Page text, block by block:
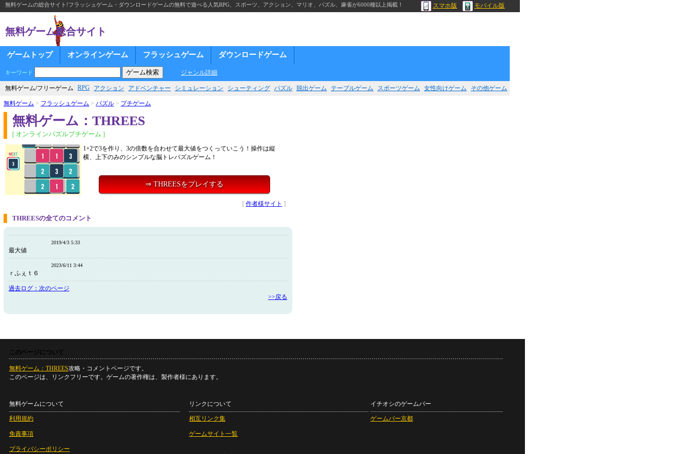
無料ゲームの総合サイト!フラッシュゲーム・ダウンロードゲームの無料で遊べる人気RPG、スポーツ、アクション、マリオ、パズル、麻雀が6000種以上掲載！ スマホ版 モバイル版
無料ゲーム総合サイト
ゲームトップ オンラインゲーム フラッシュゲーム ダウンロードゲーム
キーワード ジャンル詳細
無料ゲーム/フリーゲーム RPG アクション アドベンチャー シミュレーション シューティング パズル 脱出ゲーム テーブルゲーム スポーツゲーム 女性向けゲーム その他ゲーム
無料ゲーム > フラッシュゲーム > パズル > プチゲーム
無料ゲーム：THREES
[ オンラインパズルプチゲーム ]
1+2で3を作り、3の倍数を合わせて最大値をつくっていこう！操作は縦
横、上下のみのシンプルな脳トレパズルゲーム！
⇒ THREESをプレイする
[ 作者様サイト ]
THREESの全てのコメント
2019/4/3 5:33
最大値
2023/6/11 3:44
ｒふぇｔ６
過去ログ：次のページ
>>戻る
このページについて
無料ゲーム：THREES攻略・コメントページです。
このページは、リンクフリーです。ゲームの著作権は、製作者様にあります。
無料ゲームについて
利用規約
免責事項
プライバシーポリシー
リンクについて
相互リンク集
ゲームサイト一覧
イチオシのゲームバー
ゲームバー京都